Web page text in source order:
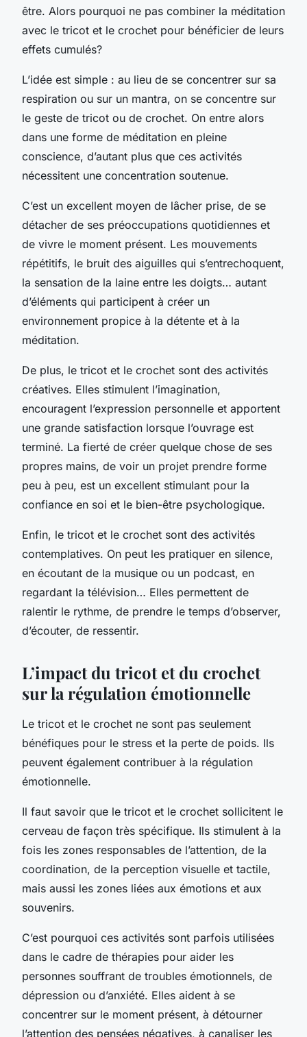
être. Alors pourquoi ne pas combiner la méditation
avec le tricot et le crochet pour bénéficier de leurs
effets cumulés?
L’idée est simple : au lieu de se concentrer sur sa
respiration ou sur un mantra, on se concentre sur
le geste de tricot ou de crochet. On entre alors
dans une forme de méditation en pleine
conscience, d’autant plus que ces activités
nécessitent une concentration soutenue.
C’est un excellent moyen de lâcher prise, de se
détacher de ses préoccupations quotidiennes et
de vivre le moment présent. Les mouvements
répétitifs, le bruit des aiguilles qui s’entrechoquent,
la sensation de la laine entre les doigts… autant
d’éléments qui participent à créer un
environnement propice à la détente et à la
méditation.
De plus, le tricot et le crochet sont des activités
créatives. Elles stimulent l’imagination,
encouragent l’expression personnelle et apportent
une grande satisfaction lorsque l’ouvrage est
terminé. La fierté de créer quelque chose de ses
propres mains, de voir un projet prendre forme
peu à peu, est un excellent stimulant pour la
confiance en soi et le bien-être psychologique.
Enfin, le tricot et le crochet sont des activités
contemplatives. On peut les pratiquer en silence,
en écoutant de la musique ou un podcast, en
regardant la télévision… Elles permettent de
ralentir le rythme, de prendre le temps d’observer,
d’écouter, de ressentir.
L’impact du tricot et du crochet
sur la régulation émotionnelle
Le tricot et le crochet ne sont pas seulement
bénéfiques pour le stress et la perte de poids. Ils
peuvent également contribuer à la régulation
émotionnelle.
Il faut savoir que le tricot et le crochet sollicitent le
cerveau de façon très spécifique. Ils stimulent à la
fois les zones responsables de l’attention, de la
coordination, de la perception visuelle et tactile,
mais aussi les zones liées aux émotions et aux
souvenirs.
C’est pourquoi ces activités sont parfois utilisées
dans le cadre de thérapies pour aider les
personnes souffrant de troubles émotionnels, de
dépression ou d’anxiété. Elles aident à se
concentrer sur le moment présent, à détourner
l’attention des pensées négatives, à canaliser les